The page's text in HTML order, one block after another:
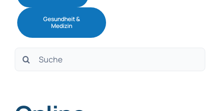
Software
Gesundheit &
Medizin
Suche